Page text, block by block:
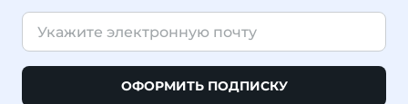
ОФОРМИТЬ ПОДПИСКУ